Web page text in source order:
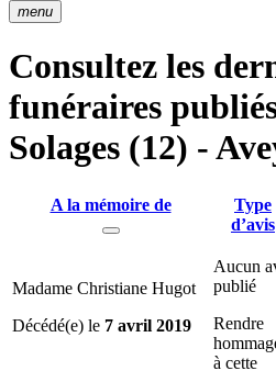
menu
Consultez les
funéraires
Solages (12) -
A la mémoire de
Type
d’avis
Madame Christiane Hugot
Décédé(e) le 7 avril 2019
Aucun
publié
Rendre
à cette